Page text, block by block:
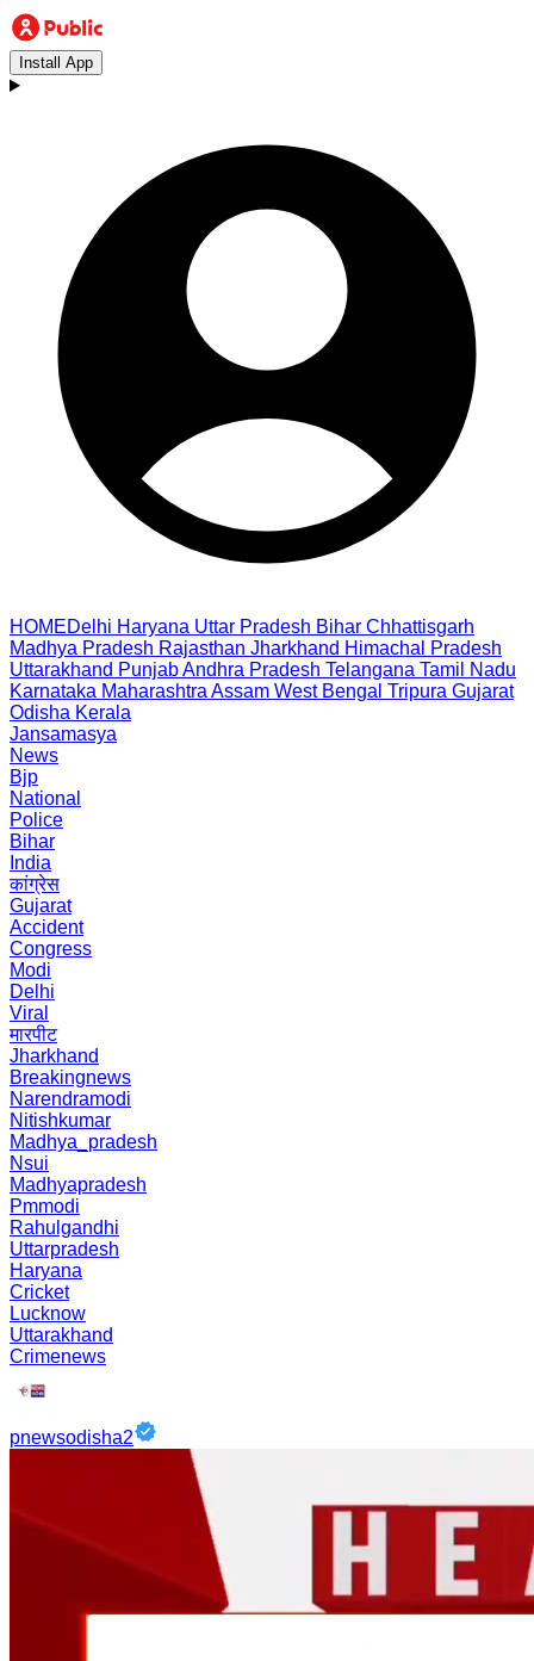
Install App
HOMEDelhi Haryana Uttar Pradesh Bihar Chhattisgarh
Madhya Pradesh Rajasthan Jharkhand Himachal Pradesh
Uttarakhand PunjabAndhra Pradesh Telangana Tamil Nadu
Karnataka Maharashtra Assam West Bengal Tripura Gujarat
Odisha Kerala
Jansamasya
News
Bjp
National
Police
Bihar
India
कांग्रेस
Gujarat
Accident
Congress
Modi
Delhi
Viral
मारपीट
Jharkhand
Breakingnews
Narendramodi
Nitishkumar
Madhya_pradesh
Nsui
Madhyapradesh
Pmmodi
Rahulgandhi
Uttarpradesh
Haryana
Cricket
Lucknow
Uttarakhand
Crimenews
pnewsodisha2